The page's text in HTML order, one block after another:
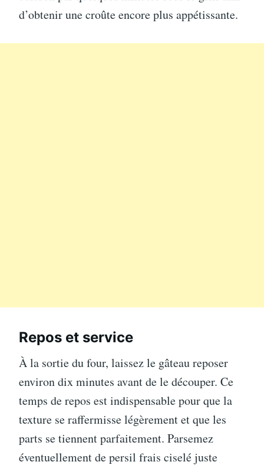
d’obtenir une croûte encore plus appétissante.
Repos et service
À la sortie du four, laissez le gâteau reposer
environ dix minutes avant de le découper. Ce
temps de repos est indispensable pour que la
texture se raffermisse légèrement et que les
parts se tiennent parfaitement. Parsemez
éventuellement de persil frais ciselé juste